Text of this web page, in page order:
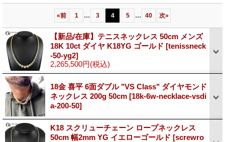
«前 1 ... 3 4 5 ... 40 次»
【新品/在庫】テニスネックレス 50cm メンズ
18K 10ct ダイヤ K18YG ゴールド [tenissneck
-50-yg2]
2,265,500円(税込)
18金 喜平 6面ダブル "VS Class" ダイヤモンド
ネックレス 200g 50cm [18k-6w-necklace-vsdi
a-200-50]
K18 スクリューチェーン ロープネックレス
50cm 幅2mm YG イエローゴールド [screwro